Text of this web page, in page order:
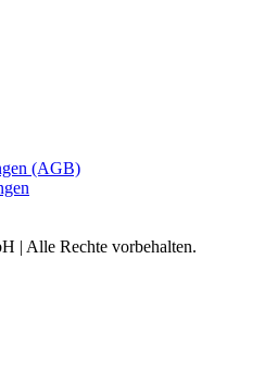
(AGB)
| Alle Rechte vorbehalten.